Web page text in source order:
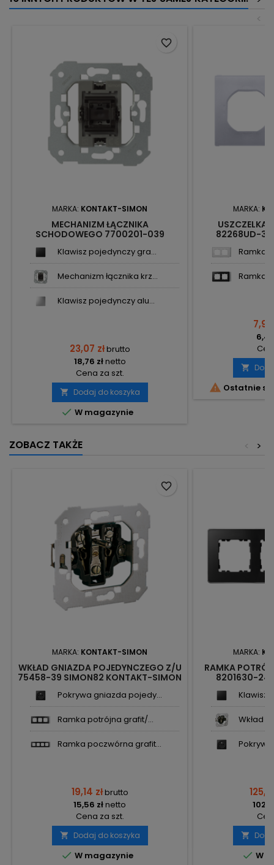
<
MARKA: KONTAKT-SIMON
MECHANIZM ŁĄCZNIKA
SCHODOWEGO 7700201-039
SIMON82 KONTAKT-SIMON
Klawisz pojedynczy gra...
Mechanizm łącznika krz...
Klawisz pojedynczy alu...
23,07 złbrutto
18,76 złnetto
Cena za szt.
 Dodaj do koszyka
 W magazynie
favorite_border
MARKA:
USZCZELKA
82268UD-39
Ramka
Ramka
7,90

 Ostatnie
ZOBACZ TAKŻE >
<
MARKA: KONTAKT-SIMON
WKŁAD GNIAZDA POJEDYNCZEGO Z/U
75458-39 SIMON82 KONTAKT-SIMON
Pokrywa gniazda pojedy...
Ramka potrójna grafit/...
Ramka poczwórna grafit...
19,14 złbrutto
15,56 złnetto
Cena za szt.
 Dodaj do koszyka
 W magazynie
favorite_border
MARKA:
RAMKA
8201630-241
Klawisz
Wkład

 W